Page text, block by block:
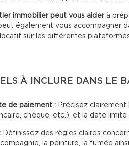
immobilier peut vous aiderà
également vous accompagner
sur les différentes
À INCLURE DANS LE
de paiement : Précisez
chèque, etc.), et la date limite
Définissez des règles claires
la peinture, la fumée